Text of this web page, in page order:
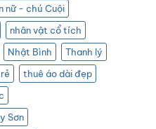
nữ - chú Cuội
nhân vật cổ tích
Nhật Bình
Thanh lý
thuê áo dài đẹp
Sơn